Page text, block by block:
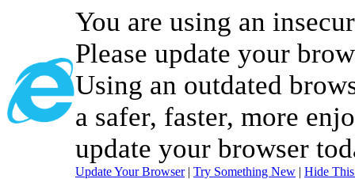
You are using an
Please update your
Using an outdated
a safer, faster, more
update your browser
Update Your Browser| Try Something New | Hide